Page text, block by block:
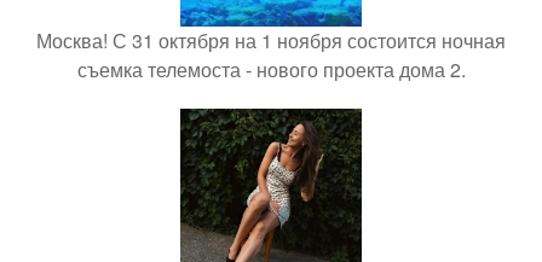
Москва! С 31 октября на 1 ноября состоится ночная
съемка телемоста - нового проекта дома 2.